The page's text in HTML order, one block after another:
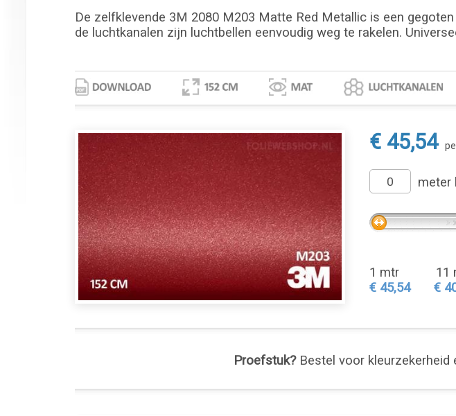
De zelfklevende 3M 2080 M203 Matte Red Metallic is een
de luchtkanalen zijn luchtbellen eenvoudig weg te rakelen.
€ 45,54
meter
1 mtr
€ 45,54
11
€
Proefstuk?Bestel voor kleurzekerheid